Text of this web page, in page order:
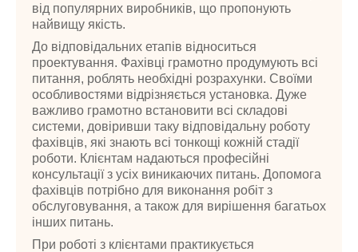
від популярних виробників, що пропонують
найвищу якість.
До відповідальних етапів відноситься
проектування. Фахівці грамотно продумують всі
питання, роблять необхідні розрахунки. Своїми
особливостями відрізняється установка. Дуже
важливо грамотно встановити всі складові
системи, довіривши таку відповідальну роботу
фахівців, які знають всі тонкощі кожній стадії
роботи. Клієнтам надаються професійні
консультації з усіх виникаючих питань. Допомога
фахівців потрібно для виконання робіт з
обслуговування, а також для вирішення багатьох
інших питань.
При роботі з клієнтами практикується